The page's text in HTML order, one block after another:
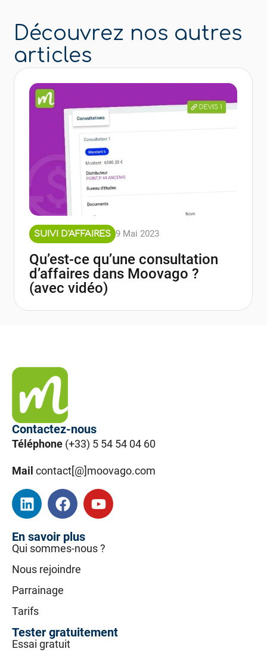
Découvrez nos autres
articles
SUIVI D'AFFAIRES 9 Mai 2023
Qu’est-ce qu’une consultation
d’affaires dans Moovago ?
(avec vidéo)
Contactez-nous
Téléphone (+33) 5 54 54 04 60
Mail contact[@]moovago.com
En savoir plus
Qui sommes-nous ?
Nous rejoindre
Parrainage
Tarifs
Tester gratuitement
Essai gratuit